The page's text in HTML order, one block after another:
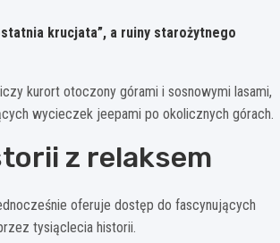
krucjata”, a ruiny starożytnego
kurort otoczony górami i sosnowymi lasami,
wycieczek jeepami po okolicznych górach.
z relaksem
oferuje dostęp do fascynujących
tysiąclecia historii.